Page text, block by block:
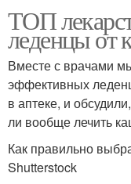
ТОП
леденцы от
Вместе с врачами
эффективных
в аптеке, и
ли вообще лечить
Как правильно
Shutterstock